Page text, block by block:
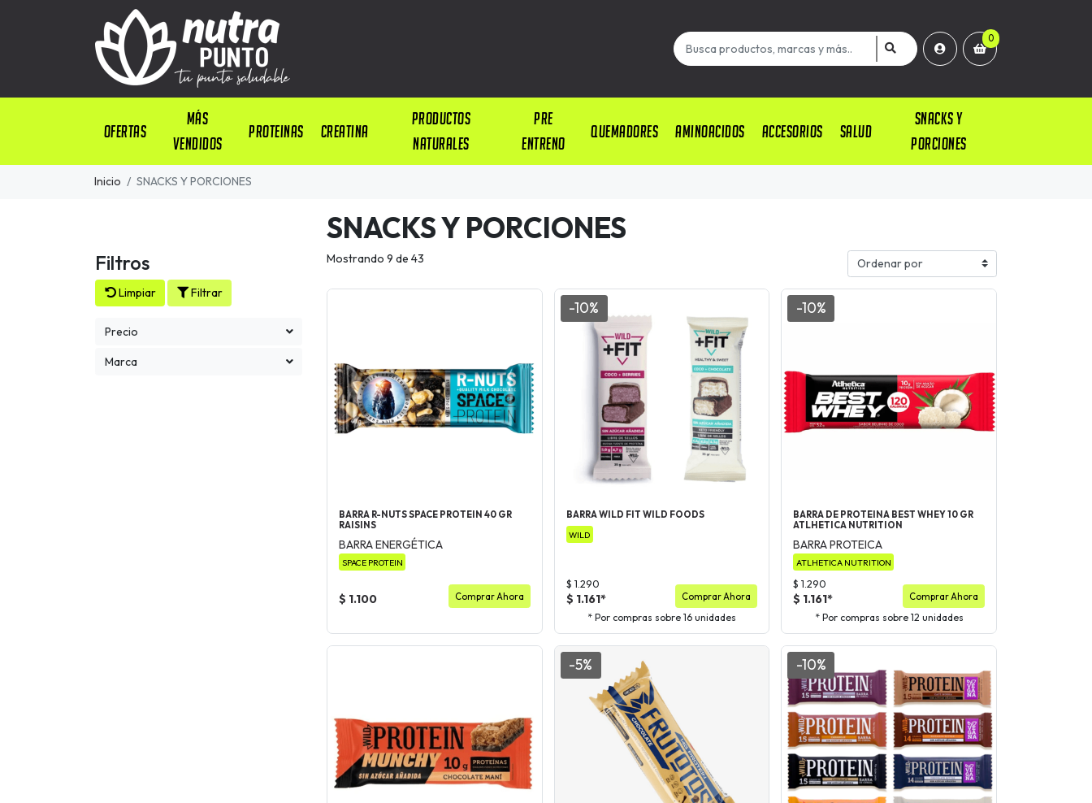
0
OFERTAS
Más
Vendidos
PROTEINAS CREATINA
PRODUCTOS
NATURALES
PRE
ENTRENO
QUEMADORES AMINOACIDOS ACCESORIOS SALUD
SNACKS Y
PORCIONES
Inicio SNACKS Y PORCIONES
SNACKS Y PORCIONES
Filtros
Limpiar Filtrar
Precio
Marca
Mostrando 9 de 43
BARRA R-NUTS SPACE PROTEIN 40 GR
RAISINS
BARRA ENERGÉTICA
SPACE PROTEIN
$ 1.100 Comprar Ahora
-10%
BARRA WILD FIT WILD FOODS
WILD
$ 1.290
$ 1.161* Comprar Ahora
* Por compras sobre 16 unidades
-10%
BARRA DE PROTEINA BEST WHEY 10 GR
ATLHETICA NUTRITION
BARRA PROTEICA
ATLHETICA NUTRITION
$ 1.290
$ 1.161* Comprar Ahora
* Por compras sobre 12 unidades
-5% -10%